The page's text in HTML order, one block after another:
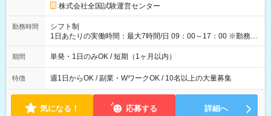
円の場合あり ・国家試験 7:00～13:30（休憩なし） 時給1,300
円（役割手当＋100円）×6時間＝日収8,400円＋交通費 【試用期
間】試用期間なし
株式会社全国試験運営センター
勤務時間
シフト制
1日あたりの実働時間：最大7時間/日 09：00～17：00 ※勤務時
間は 試験により異なります。
期間 単発・1日のみOK / 短期（1ヶ月以内）
特徴 週1日からOK / 副業・WワークOK / 10名以上の大量募集
気になる！ 応募する 詳細へ